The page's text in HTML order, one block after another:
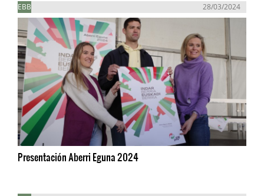
EBB 28/03/2024
Presentación Aberri Eguna 2024